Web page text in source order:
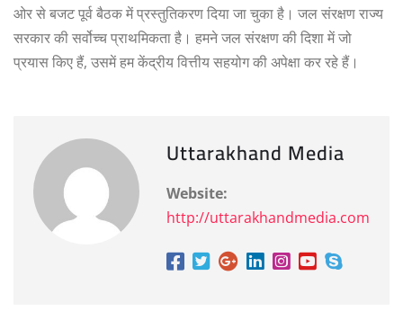
ओर से बजट पूर्व बैठक में प्रस्तुतिकरण दिया जा चुका है। जल संरक्षण राज्य
सरकार की सर्वोच्च प्राथमिकता है। हमने जल संरक्षण की दिशा में जो
प्रयास किए हैं, उसमें हम केंद्रीय वित्तीय सहयोग की अपेक्षा कर रहे हैं।
Uttarakhand Media
Website:
http://uttarakhandmedia.com